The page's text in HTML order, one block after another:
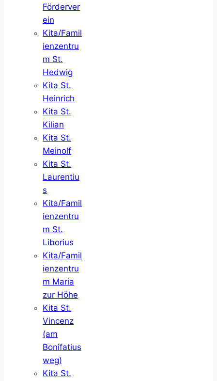
Förderver
ein
Kita/Famil
ienzentru
m St.
Hedwig
Kita St.
Heinrich
Kita St.
Kilian
Kita St.
Meinolf
Kita St.
Laurentiu
s
Kita/Famil
ienzentru
m St.
Liborius
Kita/Famil
ienzentru
m Maria
zur Höhe
Kita St.
Vincenz
(am
Bonifatius
weg)
Kita St.